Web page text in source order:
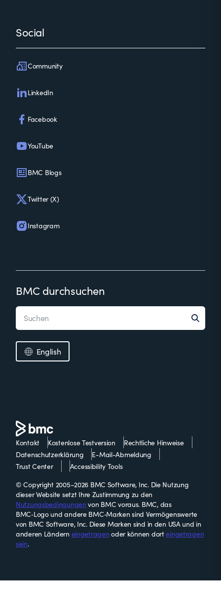
Social
Community
LinkedIn
Facebook
YouTube
BMC Blogs
Twitter (X)
Instagram
BMC durchsuchen
English
Kontakt Kostenlose Testversion
Rechtliche Hinweise
Datenschutzerklärung
E-Mail-Abmeldung
Trust Center
Accessibility Tools
© Copyright 2005–2026 BMC Software, Inc. Die Nutzung
dieser Website setzt Ihre Zustimmung zu den
Nutzungsbedingungen von BMC voraus. BMC, das
BMC‑Logo und andere BMC‑Marken sind Vermögenswerte
von BMC Software, Inc. Diese Marken sind in den USA und in
anderen Ländern eingetragen oder können dorteingetragen
sein.